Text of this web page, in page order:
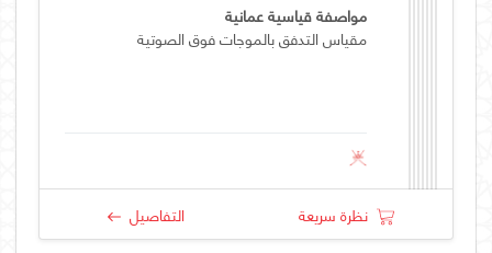
مواصفة قياسية عمانية
مقياس التدفق بالموجات فوق الصوتية
نظرة سريعة التفاصيل